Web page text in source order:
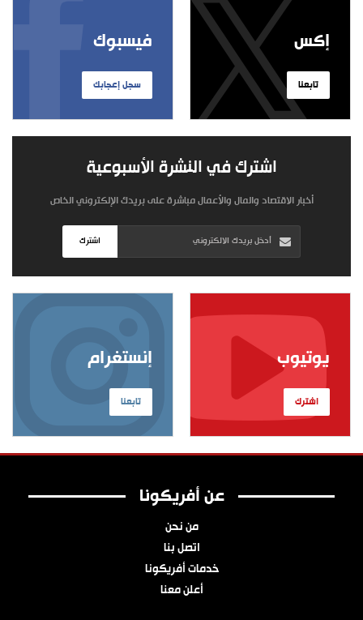
فيسبوك
سجل إعجابك
إكس
تابعنا
اشترك في النشرة الأسبوعية
أخبار الاقتصاد والمال والأعمال مباشرة على بريدك الإلكتروني الخاص
اشترك
إنستغرام
تابعنا
يوتيوب
اشترك
عن أفريكونا
من نحن
اتصل بنا
خدمات أفريكونا
أعلن معنا